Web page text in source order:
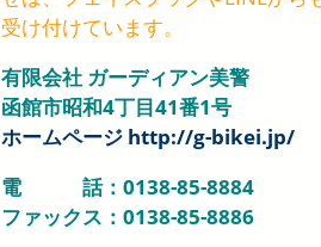
受け付けています。
有限会社 ガーディアン美警
函館市昭和4丁目41番1号
ホームページ http://g-bikei.jp/
電 話：0138-85-8884
ファックス：0138-85-8886